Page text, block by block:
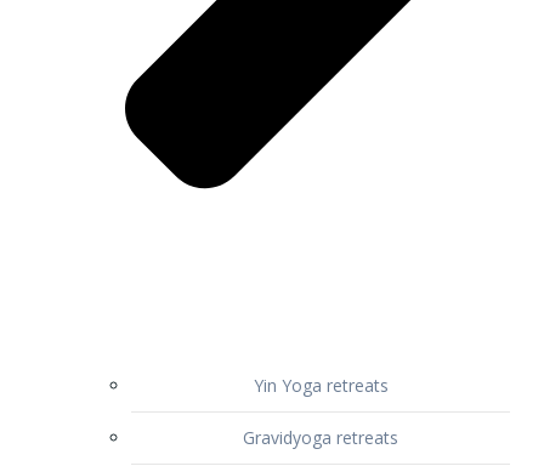
Yin Yoga retreats
Gravidyoga retreats